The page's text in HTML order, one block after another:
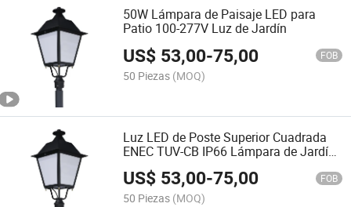
50W Lámpara de Paisaje LED para
Patio 100-277V Luz de Jardín
US$ 53,00-75,00 FOB
50 Piezas (MOQ)
Luz LED de Poste Superior Cuadrada
ENEC TUV-CB IP66 Lámpara de Jardín
LED Exterior AC100-240V
US$ 53,00-75,00 FOB
50 Piezas (MOQ)